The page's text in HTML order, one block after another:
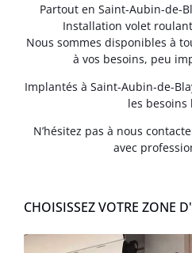
Partout en Saint-Aubin-de-
Installation volet
Nous sommes disponibles à
à vos besoins, peu
Implantés à Saint-Aubin-de-
les besoins
N’hésitez pas à nous
avec
CHOISISSEZ VOTRE ZONE